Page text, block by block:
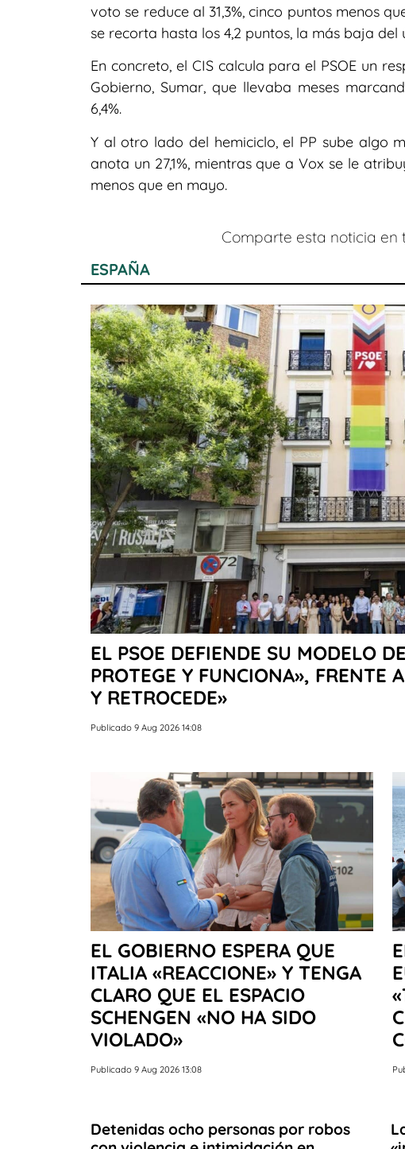
voto se reduce al 31,3%, cinco puntos menos
se recorta hasta los 4,2 puntos, la más baja del
En concreto, el CIS calcula para el PSOE un
Gobierno, Sumar, que llevaba meses
6,4%.
Y al otro lado del hemiciclo, el PP sube algo
anota un 27,1%, mientras que a Vox se le
menos que en mayo.
Comparte esta noticia en
ESPAÑA
EL PSOE DEFIENDE SU MODELO
PROTEGE Y FUNCIONA», FRENTE
Y RETROCEDE»
Publicado 9 Aug 2026 14:08
EL GOBIERNO ESPERA QUE
ITALIA «REACCIONE» Y TENGA
CLARO QUE EL ESPACIO
SCHENGEN «NO HA SIDO
VIOLADO»
Publicado 9 Aug 2026 13:08
Detenidas ocho personas por robos